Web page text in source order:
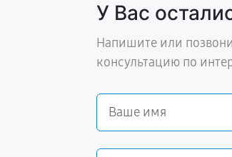
У Вас
Напишите или
консультацию по